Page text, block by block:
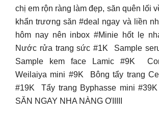
chị em rộn ràng làm đẹp, săn quên lối
khẩn trương săn #deal ngay và liền
hôm nay nên inbox #Minie hốt lẹ
Nước rửa trang sức #1K ️ Sample
Sample kem face Lamic #9K
Weilaiya mini #9K ️ Bông tẩy trang
#19K ️ Tẩy trang Byphasse mini
SĂN NGAY NHA NÀNG ƠIIIII